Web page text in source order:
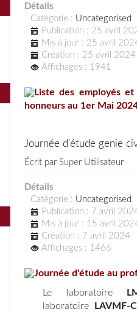
Détails
Catégorie : Uncategorised
Publication : 25 avril
Mis à jour : 25 avril
Création : 25 avril 2024
Affichages : 1941
Liste des employés
honneurs au 1er Mai
Journée d'étude genie
Écrit par Super Utilisateur
Détails
Catégorie : Uncategorised
Publication : 7 avril
Mis à jour : 15 avril
Création : 7 avril 2024
Affichages : 1466
Journée d'étude au
Le laboratoire
laboratoire
LAVMF-